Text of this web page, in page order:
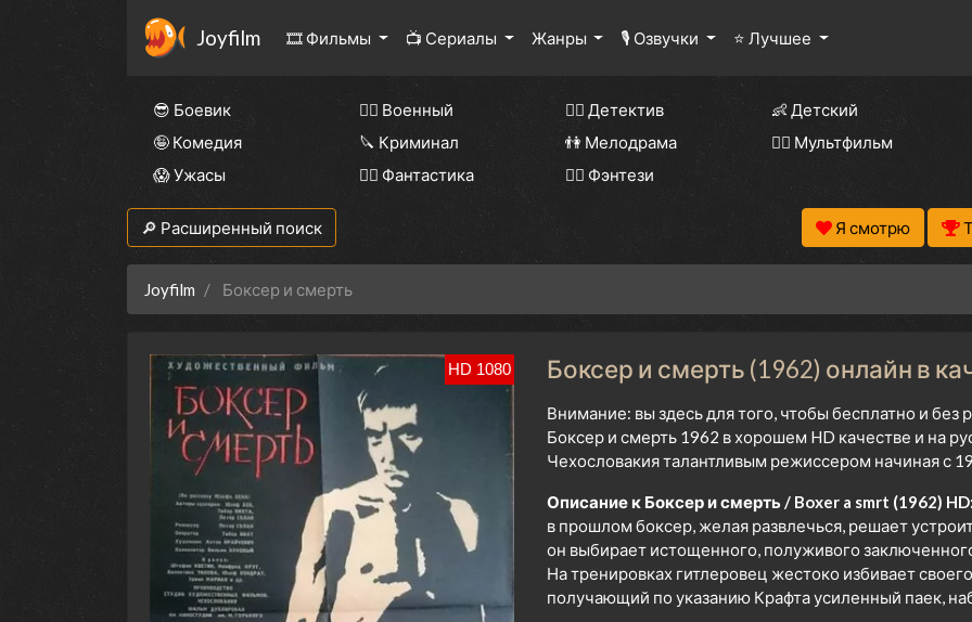
Joyfilm 🎞 Фильмы 📺 Сериалы Жанры 🎙 Озвучки ⭐ Лучшее
😎 Боевик 👨‍✈️ Военный 🕵️‍♂️ Детектив
👶 Детский
🤪 Комедия
🔪 Криминал 👫 Мелодрама
🧚‍♀️ Мультфильм
😱 Ужасы
🧙‍♀️ Фантастика 🧝‍♂️ Фэнтези
🔎 Расширенный поиск Я смотрю
Joyfilm Боксер и смерть
HD 1080 Боксер и смерть (1962) онлайн в
Внимание: вы здесь для того, чтобы бесплатно и
Боксер и смерть 1962 в хорошем HD качестве и на
Чехословакия талантливым режиссером начиная с
Описание к Боксер и смерть / Boxer a smrt (1962)
в прошлом боксер, желая развлечься, решает
он выбирает истощенного, полуживого
На тренировках гитлеровец жестоко избивает
получающий по указанию Крафта усиленный паек,